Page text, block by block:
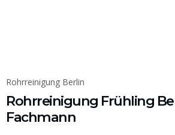
Rohrreinigung Berlin
Rohrreinigung Frühling
Fachmann